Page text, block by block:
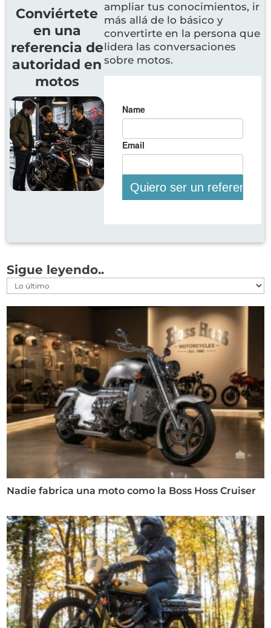
Conviértete
en una
referencia de
autoridad en
motos
ampliar tus conocimientos, ir
más allá de lo básico y
convertirte en la persona que
lidera las conversaciones
sobre motos.
Sigue leyendo..
Nadie fabrica una moto como la Boss Hoss Cruiser